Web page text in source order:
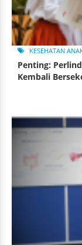
KESEHATAN
Penting:
Kembali